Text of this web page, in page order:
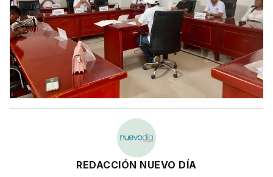
REDACCIÓN NUEVO DÍA